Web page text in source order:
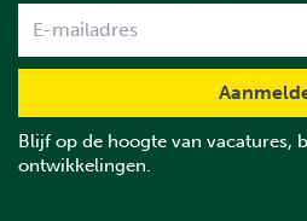
Blijf op de hoogte van vacatures,
ontwikkelingen.